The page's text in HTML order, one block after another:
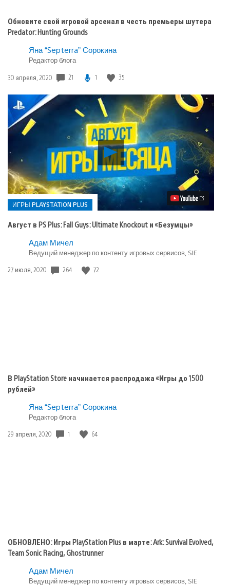
Обновите свой игровой арсенал в честь премьеры шутера
Predator: Hunting Grounds
Яна “Septerra” Сорокина
Редактор блога
Дата
30 апреля, 2020 21 1 35
Воспроизвести
видео
Август
в
PS
Plus:
Fall
Guys:
Ultimate
«Безумцы»
ИГРЫ PLAYSTATION PLUS
Август в PS Plus: Fall Guys: Ultimate Knockout и «Безумцы»
Опубликовано
Игры
playstation
Адам Мичел
Ведущий менеджер по контенту игровых сервисов, SIE
Дата
27 июля, 2020 264 72
В PlayStation Store начинается распродажа «Игры до 1500
рублей»
Яна “Septerra” Сорокина
Редактор блога
Дата
29 апреля, 2020 1 64
ОБНОВЛЕНО: Игры PlayStation Plus в марте: Ark: Survival Evolved,
Team Sonic Racing, Ghostrunner
Адам Мичел
Ведущий менеджер по контенту игровых сервисов, SIE